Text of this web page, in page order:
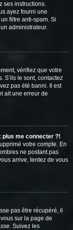
ses instructions.
ayez fourni une
filtre anti-spam. Si
administrateur.
vérifiez que votre
S’ils le sont, contactez
pas été banni. Il est
ait une erreur de
plus me connecter ?!
votre compte. En
ne postant pas
arrive, tentez de vous
pas être récupéré, il
sur la page de
. Suivez les